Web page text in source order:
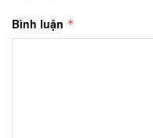
Bình luận *